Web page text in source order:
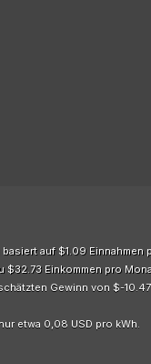
auf $1.09 Einnahmen
Einkommen pro
Gewinn von $-
etwa 0,08 USD pro kWh.